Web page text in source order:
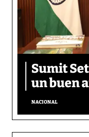
Sumit
un buen
NACIONAL